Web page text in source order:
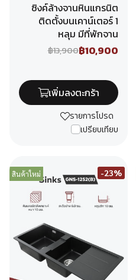
ซิงค์ล้างจานหินแกรนิต
ติดตั้งบนเคาน์เตอร์ 1
หลุม มีที่พักจาน
฿13,900฿10,900
เพิ่มลงตะกร้า
รายการโปรด
เปรียบเทียบ
สินค้าใหม่ -23%